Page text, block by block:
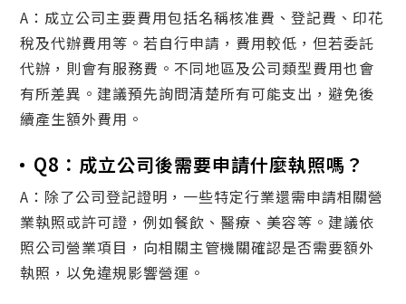
A：成立公司主要費用包括名稱核准費、登記費、印花
稅及代辦費用等。若自行申請，費用較低，但若委託
代辦，則會有服務費。不同地區及公司類型費用也會
有所差異。建議預先詢問清楚所有可能支出，避免後
續產生額外費用。
Q8：成立公司後需要申請什麼執照嗎？
A：除了公司登記證明，一些特定行業還需申請相關營
業執照或許可證，例如餐飲、醫療、美容等。建議依
照公司營業項目，向相關主管機關確認是否需要額外
執照，以免違規影響營運。